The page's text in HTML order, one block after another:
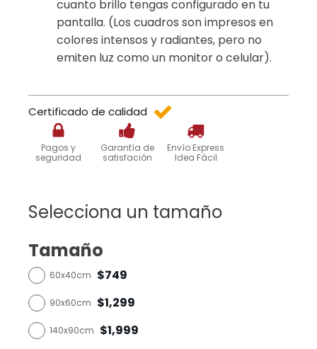
cuanto brillo tengas configurado en tu
pantalla. (Los cuadros son impresos en
colores intensos y radiantes, pero no
emiten luz como un monitor o celular).
Certificado de calidad
Pagos y
seguridad
Garantía de
satisfación
Envío Express
Idea Fácil
Selecciona un tamaño
Tamaño
60x40cm $749
90x60cm $1,299
140x90cm $1,999